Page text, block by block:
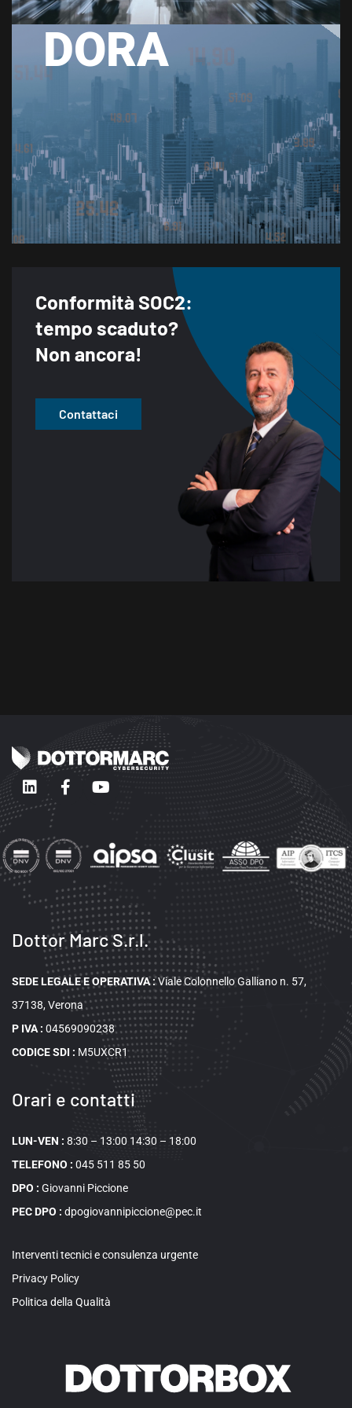
Conformità SOC2:
tempo scaduto?
Non ancora!
Contattaci
DORA
Dottor Marc S.r.l.
SEDE LEGALE E OPERATIVA:Viale Colonnello Galliano n. 57,
37138, Verona
P IVA : 04569090238
CODICE SDI : M5UXCR1
Orari e contatti
LUN-VEN : 8:30 – 13:00 14:30 – 18:00
TELEFONO : 045 511 85 50
DPO : Giovanni Piccione
PEC DPO : dpogiovannipiccione@pec.it
Interventi tecnici e consulenza urgente
Privacy Policy
Politica della Qualità